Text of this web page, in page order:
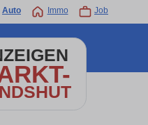
Auto Immo Job